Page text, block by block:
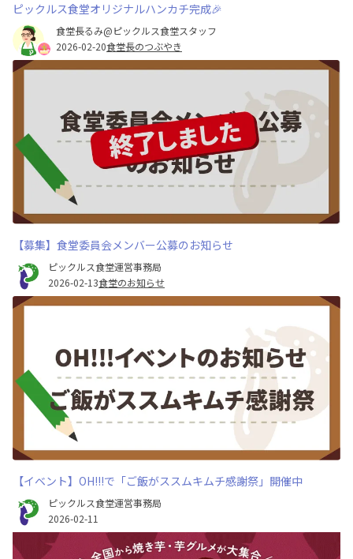
ピックルス食堂オリジナルハンカチ完成🎉
食堂長るみ@ピックルス食堂スタッフ
2026-02-20食堂長のつぶやき
【募集】食堂委員会メンバー公募のお知らせ
ピックルス食堂運営事務局
2026-02-13食堂のお知らせ
【イベント】OH!!!で「ご飯がススムキムチ感謝祭」開催中
ピックルス食堂運営事務局
2026-02-11